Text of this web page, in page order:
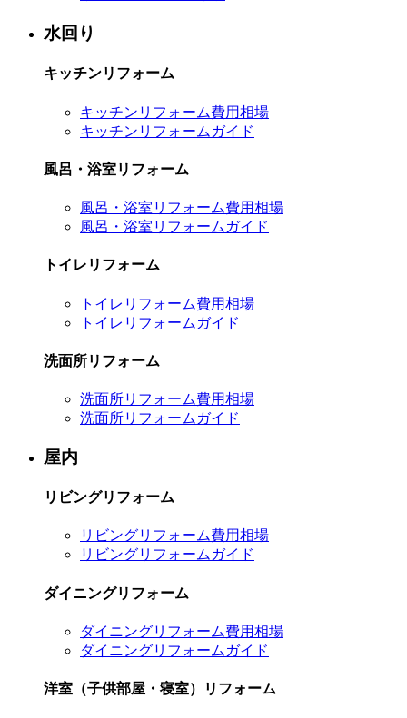
水回り
キッチンリフォーム
キッチンリフォーム費用相場
キッチンリフォームガイド
風呂・浴室リフォーム
風呂・浴室リフォーム費用相場
風呂・浴室リフォームガイド
トイレリフォーム
トイレリフォーム費用相場
トイレリフォームガイド
洗面所リフォーム
洗面所リフォーム費用相場
洗面所リフォームガイド
屋内
リビングリフォーム
リビングリフォーム費用相場
リビングリフォームガイド
ダイニングリフォーム
ダイニングリフォーム費用相場
ダイニングリフォームガイド
洋室（子供部屋・寝室）リフォーム